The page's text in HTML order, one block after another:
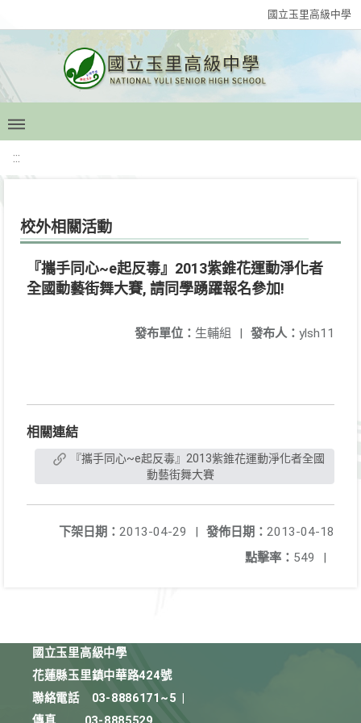
國立玉里高級中學
:::
校外相關活動
『攜手同心~e起反毒』2013紫錐花運動淨化者
全國動藝街舞大賽, 請同學踴躍報名參加!
發布人： ylsh11
發布單位： 生輔組 |
相關連結
動藝街舞大賽
發佈日期： 2013-04-18
下架日期： 2013-04-29
|
點擊率： 549 |
國立玉里高級中學
花蓮縣玉里鎮中華路424號
聯絡電話
03-8886171~5